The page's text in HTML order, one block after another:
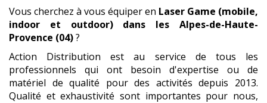
Vous cherchez à vous équiper en Laser Game (mobile,
indoor et outdoor)
dans les Alpes-de-Haute-
Provence (04)?
Action Distribution est au service de tous les
professionnels qui ont besoin d'expertise ou de
matériel de qualité pour des activités depuis 2013.
Qualité et exhaustivité sont importantes pour nous,